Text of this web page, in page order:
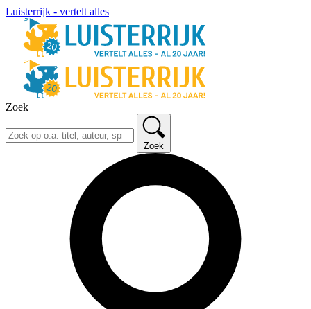
Luisterrijk - vertelt alles
Zoek
Zoek